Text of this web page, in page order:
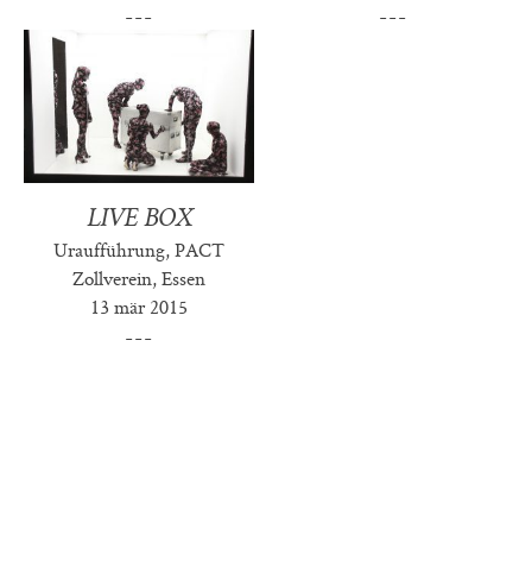
LIVE BOX
Uraufführung, PACT
Zollverein, Essen
13 mär 2015